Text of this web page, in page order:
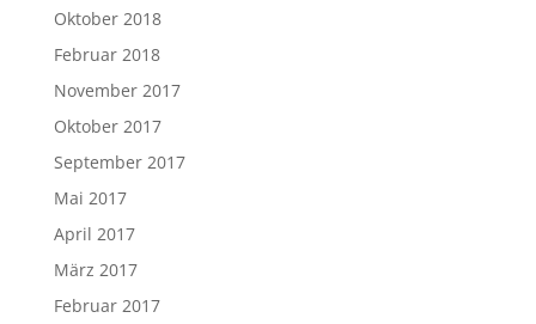
Oktober 2018
Februar 2018
November 2017
Oktober 2017
September 2017
Mai 2017
April 2017
März 2017
Februar 2017